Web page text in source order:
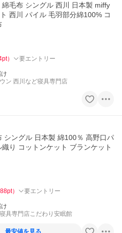
綿毛布 シングル 西川 日本製 miffy
西川 パイル 毛羽部分綿100% コ
pt） 要エントリー
ン 西川など寝具専門店
シングル 日本製 綿100％ 高野口パ
り コットンケット ブランケット
pt） 要エントリー
具専門店こだわり安眠館
最安値を見る